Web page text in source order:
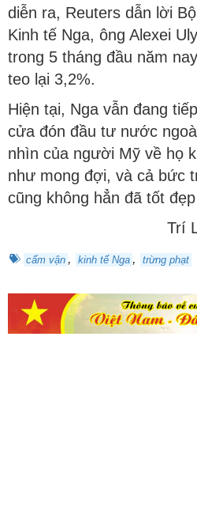
diễn ra, Reuters dẫn lời
Kinh tế Nga, ông Alexei
trong 5 tháng đầu năm
teo lại 3,2%.
Hiện tại, Nga vẫn đang
cửa đón đầu tư nước
nhìn của người Mỹ về họ
như mong đợi, và cả bức
cũng không hẳn đã tốt
Trí
cấm vận , kinh tế Nga , trừng phạt